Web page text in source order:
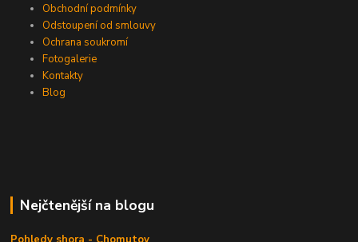
Obchodní podmínky
Odstoupení od smlouvy
Ochrana soukromí
Fotogalerie
Kontakty
Blog
Nejčtenější na blogu